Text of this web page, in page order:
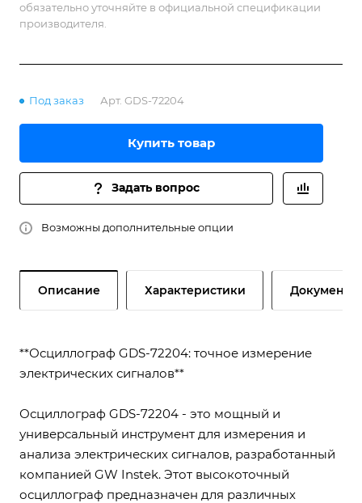
обязательно уточняйте в официальной спецификации
производителя.
Под заказ Арт. GDS-72204
Купить товар
Задать вопрос
Возможны дополнительные опции
Описание Характеристики Документы
**Осциллограф GDS-72204: точное измерение
электрических сигналов**
Осциллограф GDS-72204 - это мощный и
универсальный инструмент для измерения и
анализа электрических сигналов, разработанный
компанией GW Instek. Этот высокоточный
осциллограф предназначен для различных